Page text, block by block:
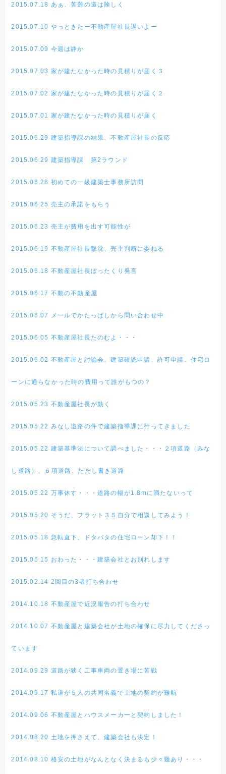
2015.07.18 あぁ、苦難の道は険しく
2015.07.10 やっときたー不動産屋社長遅いよー
2015.07.09 今週は静か
2015.07.03 家が建たなかった時の見積りが届く３
2015.07.02 家が建たなかった時の見積りが届く２
2015.07.01 家が建たなかった時の見積りが届く
2015.06.29 建築指導課の結果、不動産屋社長の反応
2015.06.29 建築指導課 第2ラウンド
2015.06.28 初めての一級建築士事務所訪問
2015.06.25 売主の承諾をもらう
2015.06.23 売主が費用を出す可能性が
2015.06.19 不動産屋社長撃沈、売主判断に委ねる
2015.06.18 不動産屋社長ぼったくり発言
2015.06.17 不動の不動産屋
2015.06.07 メールでかたっぱしから問い合わせ中
2015.06.05 不動産屋社長たのむよ・・・
2015.06.02 不動産屋と討論会。建築確認申請、許可申請、住宅ロ
ーンに通らなかった時の費用って誰がもつの？
2015.05.23 不動産屋社長が動く
2015.05.22 みなし道路の件で建築指導課に行ってきました
2015.05.22 建築基準法について調べました・・・２項道路（みな
し道路）、６項道路、ただし書き道路
2015.05.22 万事休す・・・道路の幅が1.8mに満たないって
2015.05.20 そうだ、フラット３５自分で相談してみよう！
2015.05.18 急転直下、ドタバタの住宅ローン却下！！
2015.05.15 おわった・・・建築会社とお別れします
2015.02.14 2回目の3者打ち合わせ
2014.10.18 不動産屋で近況報告の打ち合わせ
2014.10.07 不動産屋と建築会社が土地の確保に尽力してくださっ
ています
2014.09.29 道路が狭く工事車両の置き場に苦戦
2014.09.17 私道が５人の共同名義で土地の契約が難航
2014.09.06 不動産屋とハウスメーカーと契約しました！
2014.08.20 土地を押さえて、建築会社も決定！
2014.08.10 格安の土地がなんとなく決まるも少々難あり・・・